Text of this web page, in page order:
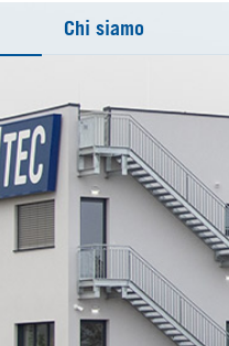
Chi siamo